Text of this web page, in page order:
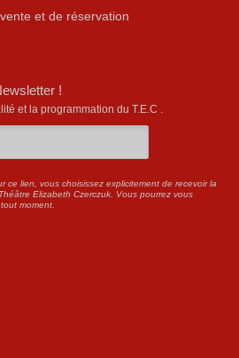
et de réservation
!
et la programmation du T.E.C .
ce lien, vous choisissez explicitement de recevoir la
Elizabeth Czerczuk. Vous pourrez vous
moment.